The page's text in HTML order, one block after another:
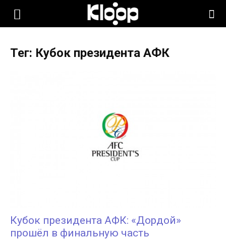
KLOOP.KG
Тег: Кубок президента АФК
Кубок президента АФК: «Дордой»
прошёл в финальную часть